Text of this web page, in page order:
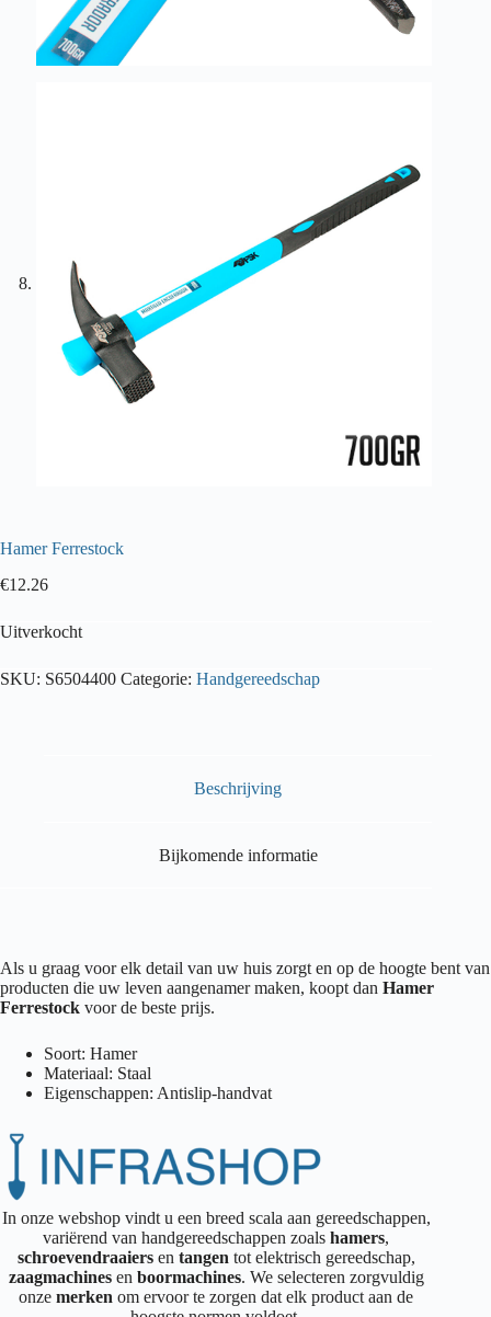
Hamer Ferrestock
€12.26
Uitverkocht
SKU: S6504400 Categorie: Handgereedschap
Beschrijving
Bijkomende informatie
Als u graag voor elk detail van uw huis zorgt en op de hoogte bent van
producten die uw leven aangenamer maken, koopt dan Hamer
Ferrestock voor de beste prijs.
Soort: Hamer
Materiaal: Staal
Eigenschappen: Antislip-handvat
In onze webshop vindt u een breed scala aan gereedschappen,
variërend van handgereedschappen zoalshamers,
schroevendraaiersen tangen tot elektrisch gereedschap,
zaagmachines en boormachines. We selecteren zorgvuldig
onzemerkenom ervoor te zorgen dat elk product aan de